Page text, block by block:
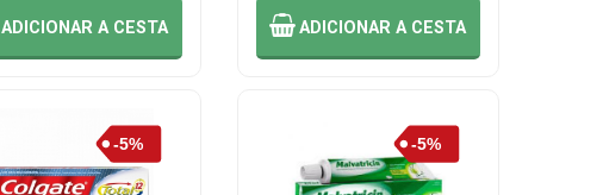
ADICIONARA CESTA ADICIONARA CESTA